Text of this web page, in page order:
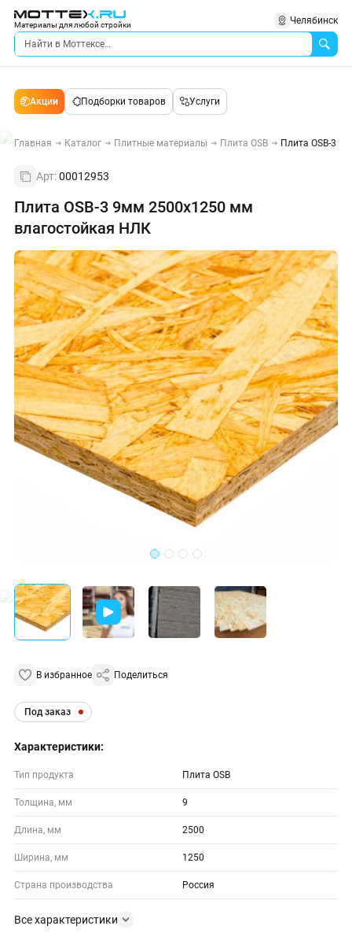
Материалы для любой стройки Челябинск
Акции Подборки товаров Услуги
Главная Каталог Плитные материалы Плита OSB Плита OSB-3
Арт:00012953
Плита OSB-3 9мм 2500х1250 мм
влагостойкая НЛК
В избранное Поделиться
Под заказ
Характеристики:
Тип продукта Плита OSB
Толщина, мм 9
Длина, мм 2500
Ширина, мм 1250
Страна производства Россия
Все характеристики